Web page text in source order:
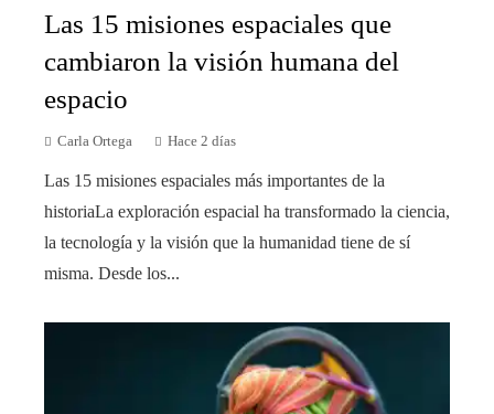
Las 15 misiones espaciales que
cambiaron la visión humana del
espacio
Carla Ortega Hace 2 días
Las 15 misiones espaciales más importantes de la
historiaLa exploración espacial ha transformado la ciencia,
la tecnología y la visión que la humanidad tiene de sí
misma. Desde los...